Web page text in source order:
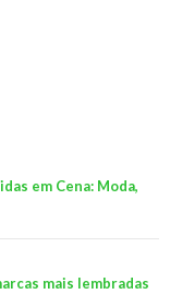
em Cena: Moda,
mais lembradas